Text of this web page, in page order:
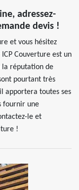
adressez-
devis !
et vous hésitez
Couverture est un
la réputation de
pourtant très
apportera toutes ses
fournir une
le et
!